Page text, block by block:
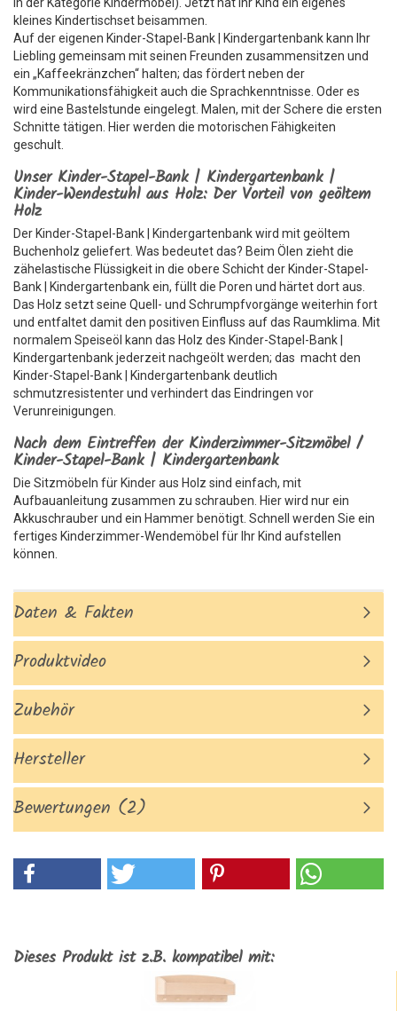
kleines Kindertischset beisammen.
Auf der eigenen Kinder-Stapel-Bank | Kindergartenbank kann Ihr
Liebling gemeinsam mit seinen Freunden zusammensitzen und
ein „Kaffeekränzchen“ halten; das fördert neben der
Kommunikationsfähigkeit auch die Sprachkenntnisse. Oder es
wird eine Bastelstunde eingelegt. Malen, mit der Schere die ersten
Schnitte tätigen. Hier werden die motorischen Fähigkeiten
geschult.
Unser Kinder-Stapel-Bank | Kindergartenbank |
Kinder-Wendestuhl aus Holz: Der Vorteil von geöltem
Holz
Der Kinder-Stapel-Bank | Kindergartenbank wird mit geöltem
Buchenholz geliefert. Was bedeutet das? Beim Ölen zieht die
zähelastische Flüssigkeit in die obere Schicht der Kinder-Stapel-
Bank | Kindergartenbank ein, füllt die Poren und härtet dort aus.
Das Holz setzt seine Quell- und Schrumpfvorgänge weiterhin fort
und entfaltet damit den positiven Einfluss auf das Raumklima. Mit
normalem Speiseöl kann das Holz des Kinder-Stapel-Bank |
Kindergartenbank jederzeit nachgeölt werden; das macht den
Kinder-Stapel-Bank | Kindergartenbank deutlich
schmutzresistenter und verhindert das Eindringen vor
Verunreinigungen.
Nach dem Eintreffen der Kinderzimmer-Sitzmöbel /
Kinder-Stapel-Bank | Kindergartenbank
Die Sitzmöbeln für Kinder aus Holz sind einfach, mit
Aufbauanleitung zusammen zu schrauben. Hier wird nur ein
Akkuschrauber und ein Hammer benötigt. Schnell werden Sie ein
fertiges Kinderzimmer-Wendemöbel für Ihr Kind aufstellen
können.
Daten & Fakten
Produktvideo
Zubehör
Hersteller
Bewertungen (2)
Dieses Produkt ist z.B. kompatibel mit: